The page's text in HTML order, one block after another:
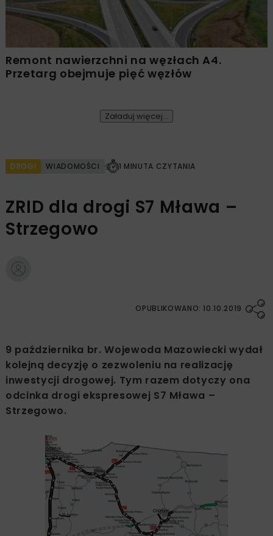
Remont nawierzchni na węzłach A4.
Przetarg obejmuje pięć węzłów
Załaduj więcej...
DROGI WIADOMOŚCI 1 MINUTA CZYTANIA
ZRID dla drogi S7 Mława –
Strzegowo
OPUBLIKOWANO: 10.10.2019
9 października br. Wojewoda Mazowiecki wydał
kolejną decyzję o zezwoleniu na realizację
inwestycji drogowej. Tym razem dotyczy ona
odcinka drogi ekspresowej S7 Mława –
Strzegowo.